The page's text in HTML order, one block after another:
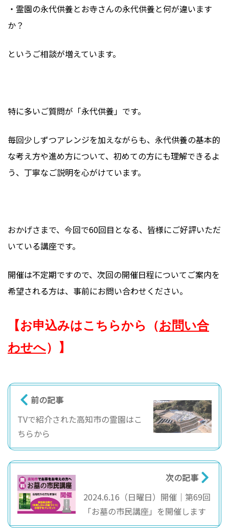
・霊園の永代供養とお寺さんの永代供養と何が違います
か？
というご相談が増えています。
特に多いご質問が「永代供養」です。
毎回少しずつアレンジを加えながらも、永代供養の基本的
な考え方や進め方について、初めての方にも理解できるよ
う、丁寧なご説明を心がけています。
おかげさまで、今回で60回目となる、皆様にご好評いただ
いている講座です。
開催は不定期ですので、次回の開催日程についてご案内を
希望される方は、事前にお問い合わせください。
【お申込みはこちらから（お問い合
わせへ）】
前の記事
TVで紹介された高知市の霊園はこ
ちらから
次の記事
2024.6.16（日曜日）開催｜第69回
「お墓の市民講座」を開催します